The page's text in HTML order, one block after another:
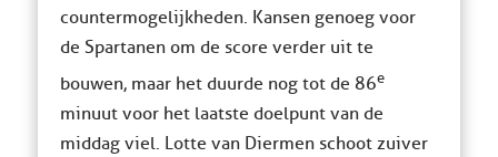
countermogelijkheden. Kansen genoeg voor
de Spartanen om de score verder uit te
bouwen, maar het duurde nog tot de 86e
minuut voor het laatste doelpunt van de
middag viel. Lotte van Diermen schoot zuiver